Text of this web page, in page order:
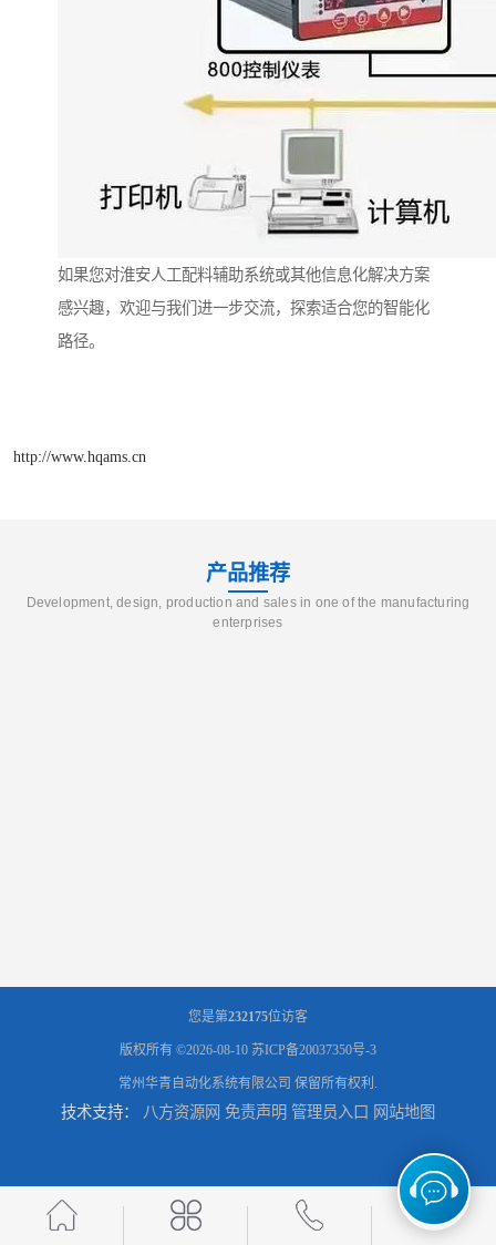
如果您对淮安人工配料辅助系统或其他信息化解决方案
感兴趣，欢迎与我们进一步交流，探索适合您的智能化
路径。
http://www.hqams.cn
产品推荐
Development, design, production and sales in one of the manufacturing
enterprises
您是第232175位访客
版权所有 ©2026-08-10 苏ICP备20037350号-3
常州华青自动化系统有限公司 保留所有权利.
技术支持： 八方资源网 免责声明 管理员入口 网站地图